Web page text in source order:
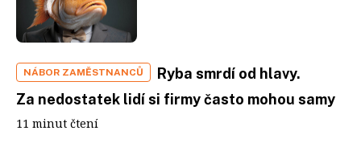
NÁBOR ZAMĚSTNANCŮ
Ryba smrdí od hlavy.
Za nedostatek lidí si firmy často mohou samy
11 minut čtení